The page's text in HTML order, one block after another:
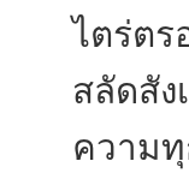
ไตร่ตร
สลัดสั
ความ